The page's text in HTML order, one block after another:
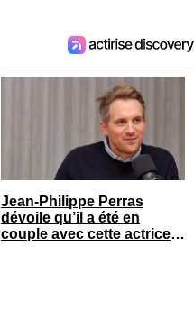
Jean-Philippe Perras
dévoile qu’il a été en
couple avec cette actrice